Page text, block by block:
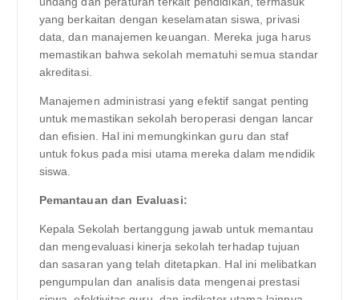
yang berkaitan dengan keselamatan siswa, privasi
data, dan manajemen keuangan. Mereka juga harus
memastikan bahwa sekolah mematuhi semua standar
akreditasi.
Manajemen administrasi yang efektif sangat penting
untuk memastikan sekolah beroperasi dengan lancar
dan efisien. Hal ini memungkinkan guru dan staf
untuk fokus pada misi utama mereka dalam mendidik
siswa.
Pemantauan dan Evaluasi:
Kepala Sekolah bertanggung jawab untuk memantau
dan mengevaluasi kinerja sekolah terhadap tujuan
dan sasaran yang telah ditetapkan. Hal ini melibatkan
pengumpulan dan analisis data mengenai prestasi